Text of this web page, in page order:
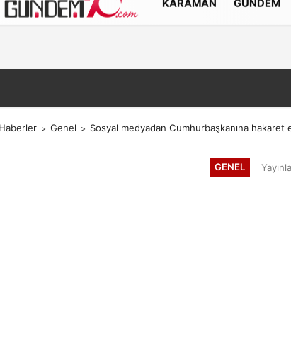
İletişim Çerez Politikası
KARAMAN GÜNDEM
Haberler Genel Sosyal medyadan Cumhurbaşkanına hakaret
GENEL